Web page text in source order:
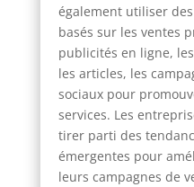
également utiliser
basés sur les ventes
publicités en ligne,
les articles, les
sociaux pour
services. Les
tirer parti des
émergentes pour
leurs campagnes de